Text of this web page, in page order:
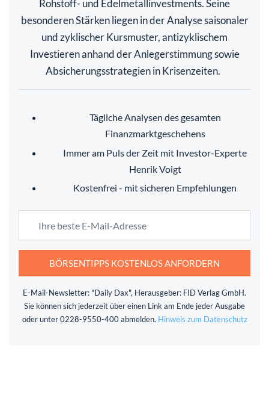
Rohstoff- und Edelmetallinvestments. Seine
besonderen Stärken liegen in der Analyse saisonaler
und zyklischer Kursmuster, antizyklischem
Investieren anhand der Anlegerstimmung sowie
Absicherungsstrategien in Krisenzeiten.
Tägliche Analysen des gesamten
Finanzmarktgeschehens
Immer am Puls der Zeit mit Investor-Experte
Henrik Voigt
Kostenfrei - mit sicheren Empfehlungen
BÖRSENTIPPS KOSTENLOS ANFORDERN
E-Mail-Newsletter: "Daily Dax", Herausgeber: FID Verlag GmbH.
Sie können sich jederzeit über einen Link am Ende jeder Ausgabe
oder unter 0228-9550-400 abmelden. Hinweis zum Datenschutz